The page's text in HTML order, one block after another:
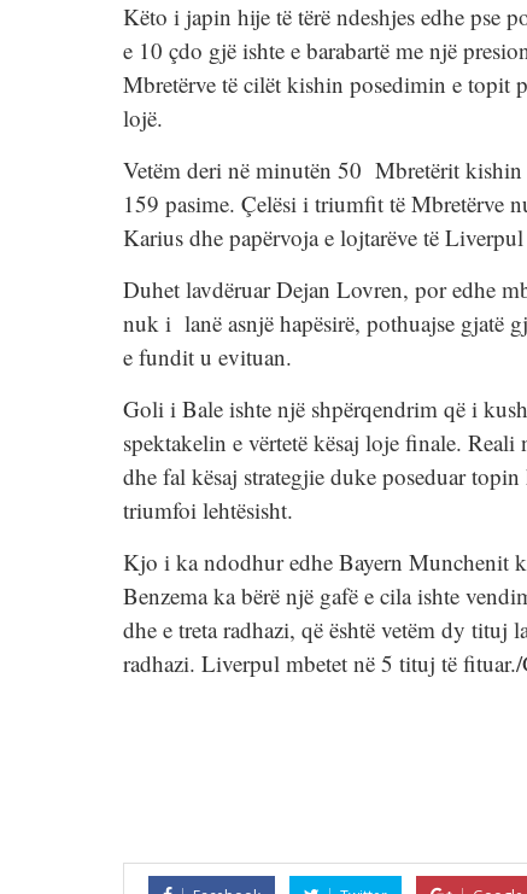
Këto i japin hije të tërë ndeshjes edhe pse
e 10 çdo gjë ishte e barabartë me një
Mbretërve të cilët kishin posedimin e topit
lojë.
Vetëm deri në minutën 50 Mbretërit
159 pasime. Çelësi i triumfit të Mbretërve
Karius dhe papërvoja e lojtarëve të
Duhet lavdëruar Dejan Lovren, por edhe
nuk i lanë asnjë hapësirë, pothuajse gjatë
e fundit u evituan.
Goli i Bale ishte një shpërqendrim që i
spektakelin e vërtetë kësaj loje finale.
dhe fal kësaj strategjie duke poseduar
triumfoi lehtësisht.
Kjo i ka ndodhur edhe Bayern Munchenit
Benzema ka bërë një gafë e cila ishte
dhe e treta radhazi, që është vetëm dy
radhazi. Liverpul mbetet në 5 tituj të fituar./